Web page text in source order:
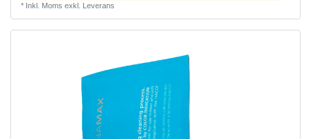
* Inkl. Moms exkl. Leverans